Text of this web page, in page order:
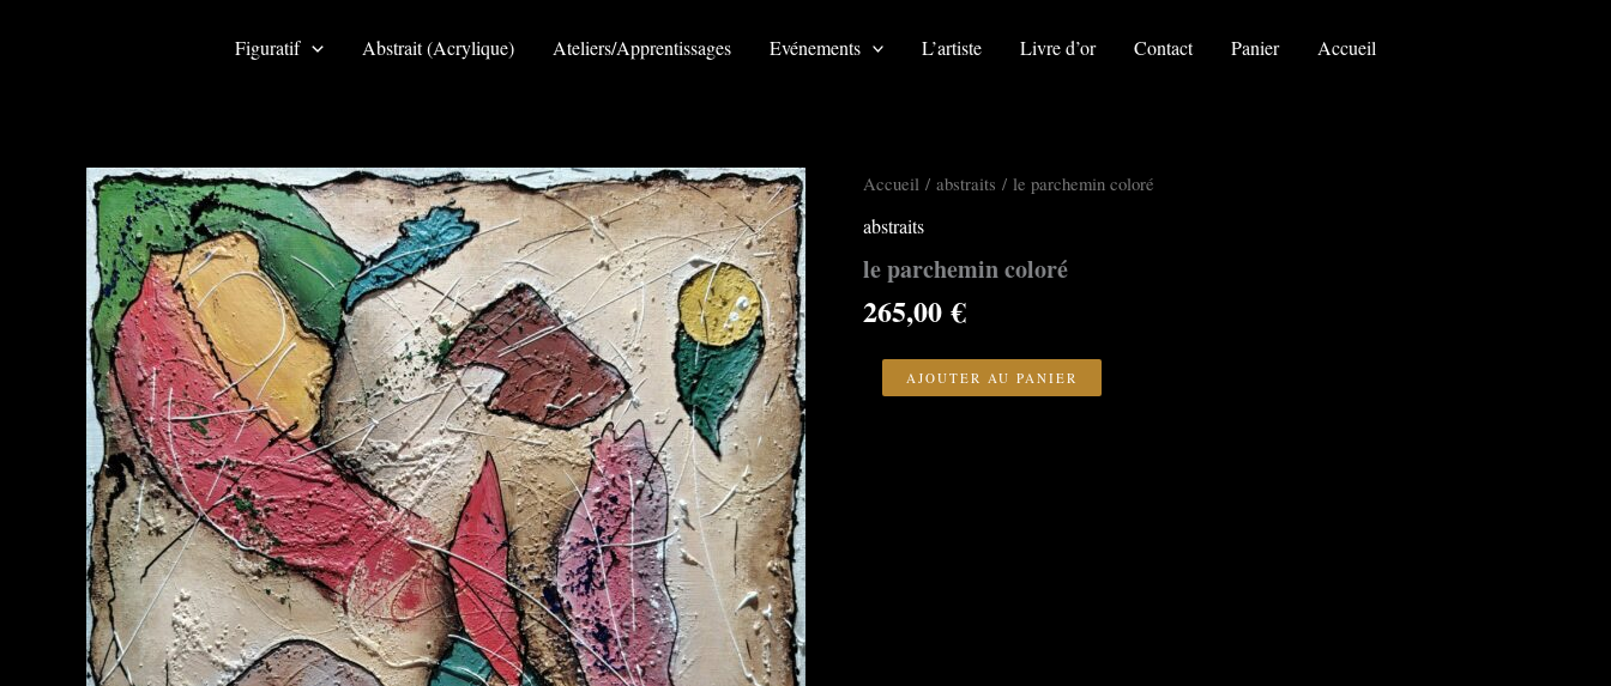
Figuratif Abstrait (Acrylique) Ateliers/Apprentissages Evénements L’artiste Livre d’or Contact Panier Accueil
Accueil / abstraits / le parchemin coloré
abstraits
le parchemin coloré
265,00€
AJOUTER AU PANIER
parchemin